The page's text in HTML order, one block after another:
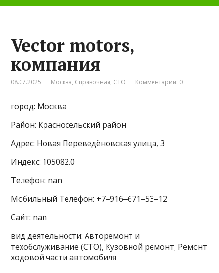
Vector motors,
компания
08.07.2025 Москва, Справочная, СТО Комментарии: 0
город: Москва
Район: Красносельский район
Адрес: Новая Переведёновская улица, 3
Индекс: 105082.0
Телефон: nan
Мобильный Телефон: +7‒916‒671‒53‒12
Сайт: nan
вид деятельности: Авторемонт и
техобслуживание (СТО), Кузовной ремонт, Ремонт
ходовой части автомобиля